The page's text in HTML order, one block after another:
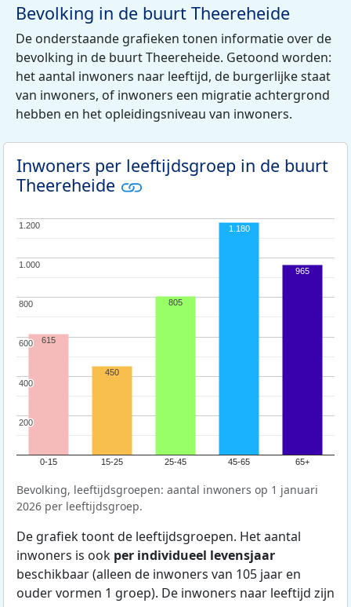
Bevolking in de buurt Theereheide
De onderstaande grafieken tonen informatie over de
bevolking in de buurt Theereheide. Getoond worden:
het aantal inwoners naar leeftijd, de burgerlijke staat
van inwoners, of inwoners een migratie achtergrond
hebben en het opleidingsniveau van inwoners.
Inwoners per leeftijdsgroep in de buurt
Theereheide
0-15 15-25 25-45 45-65 65+
200
200
400
400
600
600
800
800
1.000
1.000
1.200
1.200
615
450
805
1.180
965
Bevolking, leeftijdsgroepen: aantal inwoners op 1 januari
2026 per leeftijdsgroep.
De grafiek toont de leeftijdsgroepen. Het aantal
inwoners is ook per individueel levensjaar
beschikbaar (alleen de inwoners van 105 jaar en
ouder vormen 1 groep). De inwoners naar leeftijd zijn